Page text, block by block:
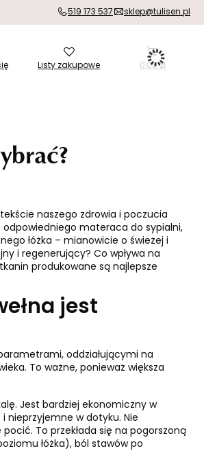
519 173 537 sklep@tulisen.pl
Listy zakupowe 0,00 zł
naszego zdrowia i poczucia
materaca do sypialni,
łóżka – mianowicie o świeżej i
i regenerujący? Co wpływa na
produkowane są najlepsze
jest
oddziałującymi na
To ważne, ponieważ większa
Jest bardziej ekonomiczny w
nieprzyjemne w dotyku. Nie
To przekłada się na pogorszoną
łóżka), ból stawów po